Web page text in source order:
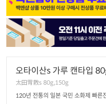
오타이산s 가루 캔타입
太田胃散s 80g,150g
120년 전통의 일본 국민 소화제 빠른